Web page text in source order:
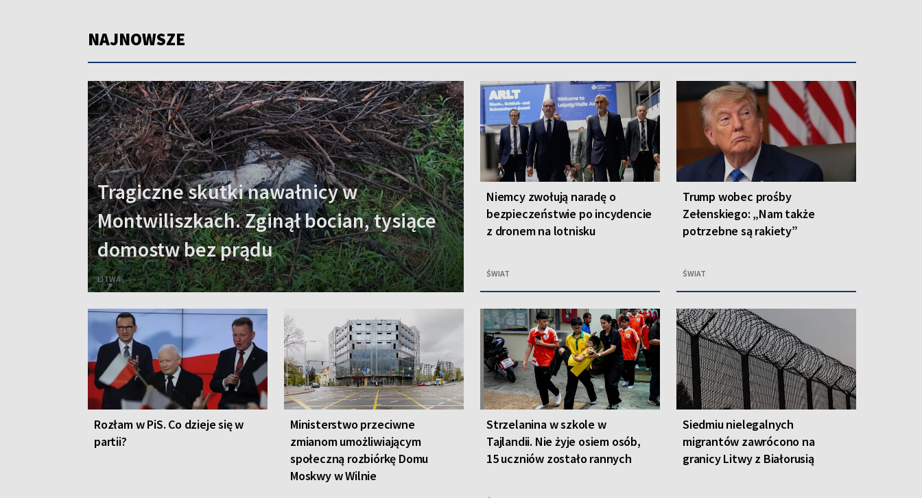
NAJNOWSZE
Tragiczne skutki nawałnicy w
Montwiliszkach. Zginął bocian, tysiące
domostw bez prądu
LITWA
Niemcy zwołują naradę o
bezpieczeństwie po incydencie
z dronem na lotnisku
ŚWIAT
Trump wobec prośby
Zełenskiego: „Nam także
potrzebne są rakiety”
ŚWIAT
Rozłam w PiS. Co dzieje się w
partii?
Ministerstwo przeciwne
zmianom umożliwiającym
społeczną rozbiórkę Domu
Moskwy w Wilnie
Strzelanina w szkole w
Tajlandii. Nie żyje osiem osób,
15 uczniów zostało rannych
Siedmiu nielegalnych
migrantów zawrócono na
granicy Litwy z Białorusią